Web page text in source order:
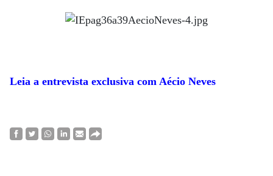
Leia a entrevista exclusiva com Aécio Neves